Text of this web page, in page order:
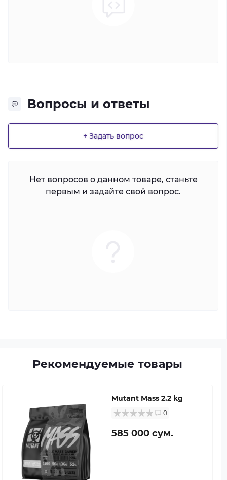
Вопросы и ответы
+ Задать вопрос
Нет вопросов о данном товаре, станьте
первым и задайте свой вопрос.
Рекомендуемые товары
Mutant Mass 2.2 kg
0
585 000 сум.